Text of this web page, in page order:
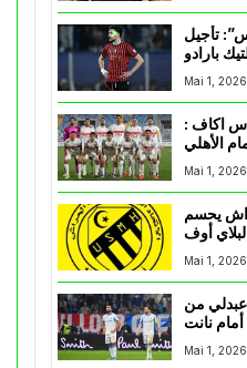
تأجيل
بارادو
Mai 1, 2026
اكاف :
Mai 1, 2026
يحسم
Mai 1, 2026
عبدلي من
نانت
Mai 1, 2026